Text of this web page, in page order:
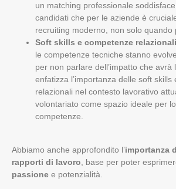
un matching professionale
candidati che per le aziende è
recruiting moderno, non solo quando
Soft skills e competenze relazionali
le competenze tecniche stanno
per non parlare dell’impatto che avrà
enfatizza l’importanza delle soft skills
relazionali nel contesto lavorativo
volontariato come spazio ideale per
competenze.
Abbiamo anche approfondito l’importanza
rapporti di lavoro , base per poter
passione e potenzialità.